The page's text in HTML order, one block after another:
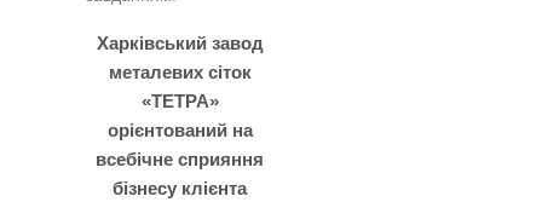
Харківський завод
металевих сіток
«ТЕТРА»
орієнтований на
всебічне сприяння
бізнесу клієнта